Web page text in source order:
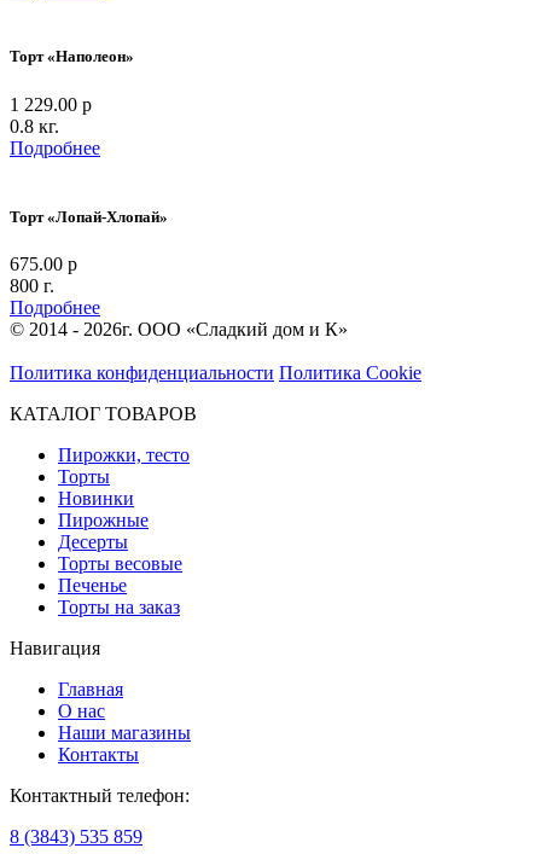
Торт «Наполеон»
1 229.00 р
0.8 кг.
Подробнее
Торт «Лопай-Хлопай»
675.00 р
800 г.
Подробнее
© 2014 - 2026г. ООО «Сладкий дом и К»
Политика конфиденциальности Политика Cookie
КАТАЛОГ ТОВАРОВ
Пирожки, тесто
Торты
Новинки
Пирожные
Десерты
Торты весовые
Печенье
Торты на заказ
Навигация
Главная
О нас
Наши магазины
Контакты
Контактный телефон:
8 (3843) 535 859